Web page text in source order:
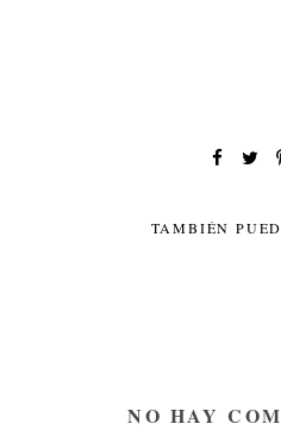
TAMBIÉN
NO HAY